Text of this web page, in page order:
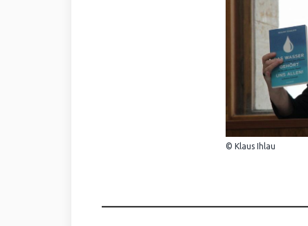
© Klaus Ihlau